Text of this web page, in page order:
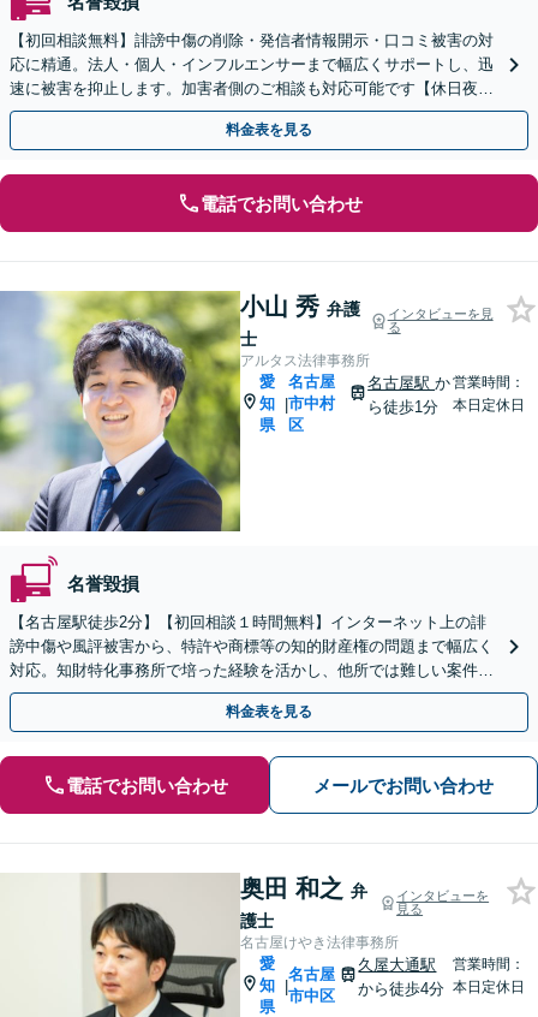
【初回相談無料】誹謗中傷の削除・発信者情報開示・口コミ被害の対
応に精通。法人・個人・インフルエンサーまで幅広くサポートし、迅
速に被害を抑止します。加害者側のご相談も対応可能です【休日夜間
OK】【豊橋駅10分】
料金表を見る
電話でお問い合わせ
小山 秀 弁護
士
インタビューを見
る
アルタス法律事務所
愛
知
県
|
名古屋
市中村
区
名古屋駅か
ら徒歩1分
営業時間：
本日定休日
名誉毀損
【名古屋駅徒歩2分】【初回相談１時間無料】インターネット上の誹
謗中傷や風評被害から、特許や商標等の知的財産権の問題まで幅広く
対応。知財特化事務所で培った経験を活かし、他所では難しい案件も
親身にサポート。まずはご相談ください。
料金表を見る
電話でお問い合わせ メールでお問い合わせ
奥田 和之 弁
護士
インタビューを
見る
名古屋けやき法律事務所
愛
知
県
|
名古屋
市中区
久屋大通駅
から徒歩4分
営業時間：
本日定休日